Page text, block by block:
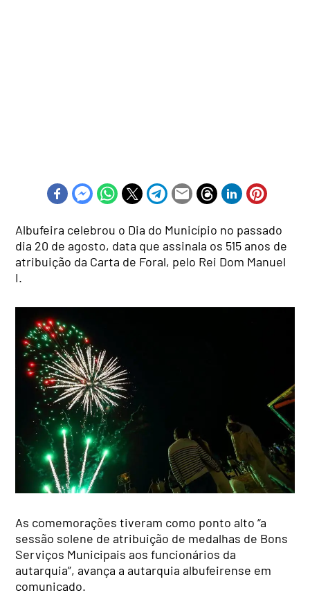
Albufeira celebrou o Dia do Município no passado
dia 20 de agosto, data que assinala os 515 anos de
atribuição da Carta de Foral, pelo Rei Dom Manuel
I.
As comemorações tiveram como ponto alto “a
sessão solene de atribuição de medalhas de Bons
Serviços Municipais aos funcionários da
autarquia”, avança a autarquia albufeirense em
comunicado.